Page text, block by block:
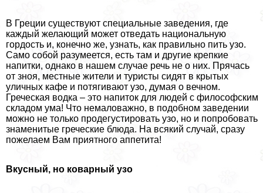
В Греции существуют специальные заведения, где
каждый желающий может отведать национальную
гордость и, конечно же, узнать, как правильно пить узо.
Само собой разумеется, есть там и другие крепкие
напитки, однако в нашем случае речь не о них. Прячась
от зноя, местные жители и туристы сидят в крытых
уличных кафе и потягивают узо, думая о вечном.
Греческая водка – это напиток для людей с философским
складом ума! Что немаловажно, в подобном заведении
можно не только продегустировать узо, но и попробовать
знаменитые греческие блюда. На всякий случай, сразу
пожелаем Вам приятного аппетита!
Вкусный, но коварный узо